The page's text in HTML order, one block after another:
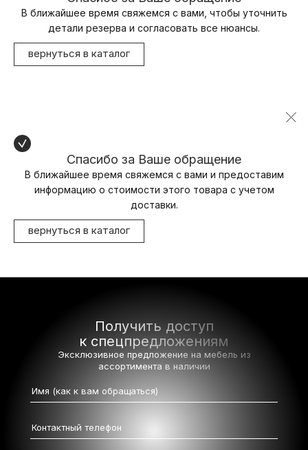
В ближайшее время свяжемся с вами, чтобы уточнить
детали резерва и согласовать все нюансы.
вернуться в каталог
Спасибо за Ваше обращение
В ближайшее время свяжемся с вами и предоставим
информацию о стоимости этого товара с учетом
доставки.
вернуться в каталог
Получить доступ
к спецпредложениям
Эксклюзивное предложение на мебель из
ассортимента в наличии